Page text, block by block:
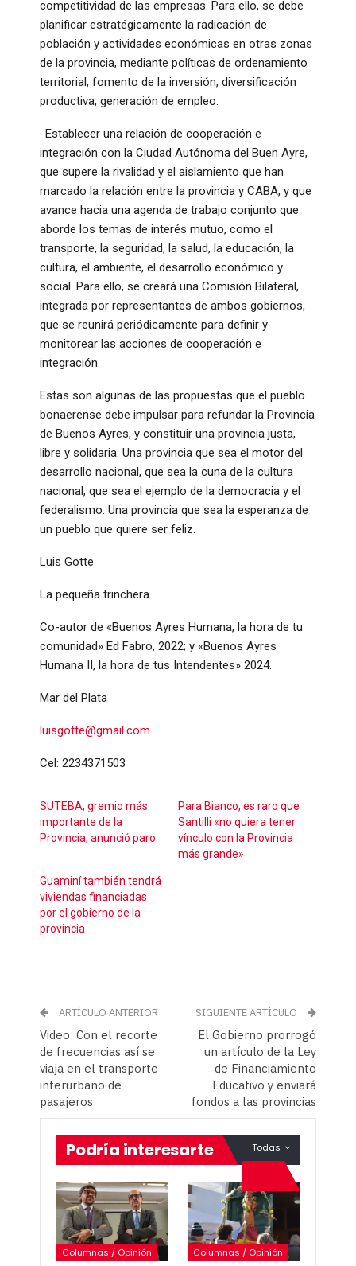
competitividad de las empresas. Para ello, se debe
planificar estratégicamente la radicación de
población y actividades económicas en otras zonas
de la provincia, mediante políticas de ordenamiento
territorial, fomento de la inversión, diversificación
productiva, generación de empleo.
· Establecer una relación de cooperación e
integración con la Ciudad Autónoma del Buen Ayre,
que supere la rivalidad y el aislamiento que han
marcado la relación entre la provincia y CABA, y que
avance hacia una agenda de trabajo conjunto que
aborde los temas de interés mutuo, como el
transporte, la seguridad, la salud, la educación, la
cultura, el ambiente, el desarrollo económico y
social. Para ello, se creará una Comisión Bilateral,
integrada por representantes de ambos gobiernos,
que se reunirá periódicamente para definir y
monitorear las acciones de cooperación e
integración.
Estas son algunas de las propuestas que el pueblo
bonaerense debe impulsar para refundar la Provincia
de Buenos Ayres, y constituir una provincia justa,
libre y solidaria. Una provincia que sea el motor del
desarrollo nacional, que sea la cuna de la cultura
nacional, que sea el ejemplo de la democracia y el
federalismo. Una provincia que sea la esperanza de
un pueblo que quiere ser feliz.
Luis Gotte
La pequeña trinchera
Co-autor de «Buenos Ayres Humana, la hora de tu
comunidad» Ed Fabro, 2022; y «Buenos Ayres
Humana II, la hora de tus Intendentes» 2024.
Mar del Plata
luisgotte@gmail.com
Cel: 2234371503
SUTEBA, gremio más
importante de la
Provincia, anunció paro
Para Bianco, es raro que
Santilli «no quiera tener
vínculo con la Provincia
más grande»
Guaminí también tendrá
viviendas financiadas
por el gobierno de la
provincia
ARTÍCULO ANTERIOR
Video: Con el recorte
de frecuencias así se
viaja en el transporte
interurbano de
pasajeros
SIGUIENTE ARTÍCULO
El Gobierno prorrogó
un artículo de la Ley
de Financiamiento
Educativo y enviará
fondos a las provincias
Todas
Podría interesarte
Columnas / Opinión Columnas / Opinión